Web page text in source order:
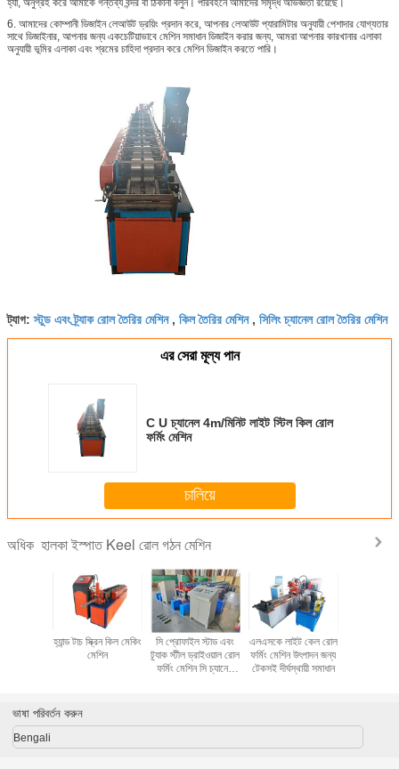
হ্যাঁ, অনুগ্রহ করে আমাকে গন্তব্য বন্দর বা ঠিকানা বলুন। পরিবহনে আমাদের সমৃদ্ধ অভিজ্ঞতা রয়েছে।
6. আমাদের কোম্পানী ডিজাইন লেআউট ড্রয়িং প্রদান করে, আপনার লেআউট প্যারামিটার অনুযায়ী পেশাদার যোগ্যতার
সাথে ডিজাইনার, আপনার জন্য একচেটিয়াভাবে মেশিন সমাধান ডিজাইন করার জন্য, আমরা আপনার কারখানার এলাকা
অনুযায়ী ভূমির এলাকা এবং শ্রমের চাহিদা প্রদান করে মেশিন ডিজাইন করতে পারি।
ট্যাগ:স্টুড এবং ট্র্যাক রোল তৈরির মেশিন, কিল তৈরির মেশিন, সিলিং চ্যানেল রোল তৈরির মেশিন
এর সেরা মূল্য পান
C U চ্যানেল 4m/মিনিট লাইট স্টিল কিল রোল
ফর্মিং মেশিন
চালিয়ে
অধিক হালকা ইস্পাত Keel রোল গঠন মেশিন
হ্যান্ড টাচ স্ক্রিন কিল মেকিং
মেশিন
সি প্রোফাইল স্টাড এবং
ট্র্যাক স্টীল ড্রাইওয়াল রোল
ফর্মিং মেশিন সি চ্যানেল
এলএসকে লাইট কেল রোল
ফর্মিং মেশিন উৎপাদন জন্য
টেকসই দীর্ঘস্থায়ী সমাধান
ভাষা পরিবর্তন করুন
Bengali